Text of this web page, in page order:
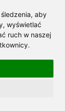
aby
wyświetlać
ruch w naszej
pędzlem,
magic-